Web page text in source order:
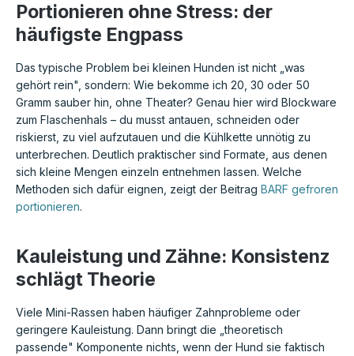
Portionieren ohne Stress: der
häufigste Engpass
Das typische Problem bei kleinen Hunden ist nicht „was
gehört rein", sondern: Wie bekomme ich 20, 30 oder 50
Gramm sauber hin, ohne Theater? Genau hier wird Blockware
zum Flaschenhals – du musst antauen, schneiden oder
riskierst, zu viel aufzutauen und die Kühlkette unnötig zu
unterbrechen. Deutlich praktischer sind Formate, aus denen
sich kleine Mengen einzeln entnehmen lassen. Welche
Methoden sich dafür eignen, zeigt der Beitrag BARF gefroren
portionieren.
Kauleistung und Zähne: Konsistenz
schlägt Theorie
Viele Mini-Rassen haben häufiger Zahnprobleme oder
geringere Kauleistung. Dann bringt die „theoretisch
passende" Komponente nichts, wenn der Hund sie faktisch